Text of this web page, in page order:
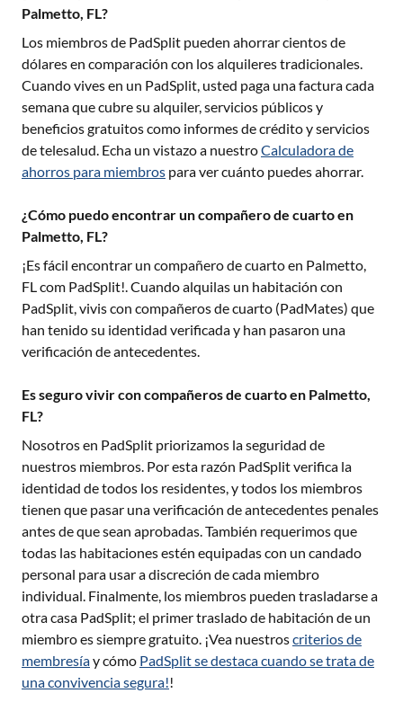
Palmetto, FL?
Los miembros de PadSplit pueden ahorrar cientos de
dólares en comparación con los alquileres tradicionales.
Cuando vives en un PadSplit, usted paga una factura cada
semana que cubre su alquiler, servicios públicos y
beneficios gratuitos como informes de crédito y servicios
de telesalud. Echa un vistazo a nuestroCalculadora de
ahorros para miembros para ver cuánto puedes ahorrar.
¿Cómo puedo encontrar un compañero de cuarto en
Palmetto, FL?
¡Es fácil encontrar un compañero de cuarto en Palmetto,
FLcom PadSplit!. Cuando alquilas un habitación con
PadSplit, vivis con compañeros de cuarto (PadMates) que
han tenido su identidad verificada y han pasaron una
verificación de antecedentes.
Es seguro vivir con compañeros de cuarto en Palmetto,
FL?
Nosotros en PadSplit priorizamos la seguridad de
nuestros miembros. Por esta razón PadSplit verifica la
identidad de todos los residentes, y todos los miembros
tienen que pasar una verificación de antecedentes penales
antes de que sean aprobadas. También requerimos que
todas las habitaciones estén equipadas con un candado
personal para usar a discreción de cada miembro
individual. Finalmente, los miembros pueden trasladarse a
otra casa PadSplit; el primer traslado de habitación de un
miembro es siempre gratuito. ¡Vea nuestroscriterios de
membresíay cómo PadSplit se destaca cuando se trata de
una convivencia segura!!